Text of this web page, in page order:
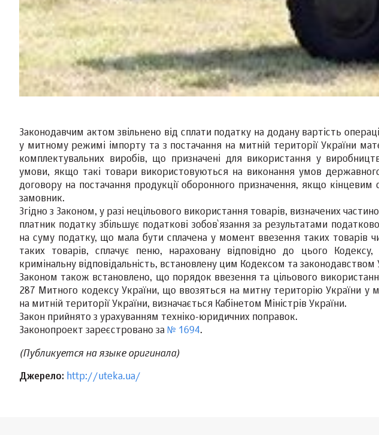
Законодавчим актом звільнено від сплати податку на додану вартість
у митному режимі імпорту та з постачання на митній території України
комплектувальних виробів, що призначені для використання у
умови, якщо такі товари використовуються на виконання умов
договору на постачання продукції оборонного призначення, якщо
замовник.
Згідно з Законом, у разі нецільового використання товарів, визначених
платник податку збільшує податкові зобов`язання за результатами
на суму податку, що мала бути сплачена у момент ввезення таких товарів
таких товарів, сплачує пеню, нараховану відповідно до цього
кримінальну відповідальність, встановлену цим Кодексом та законодавством
Законом також встановлено, що порядок ввезення та цільового
287 Митного кодексу України, що ввозяться на митну територію України у
на митній території України, визначається Кабінетом Міністрів України.
Закон прийнято з урахуванням техніко-юридичних поправок.
Законопроект зареєстровано за № 1694.
(Публикуется на языке оригинала)
Джерело: http://uteka.ua/